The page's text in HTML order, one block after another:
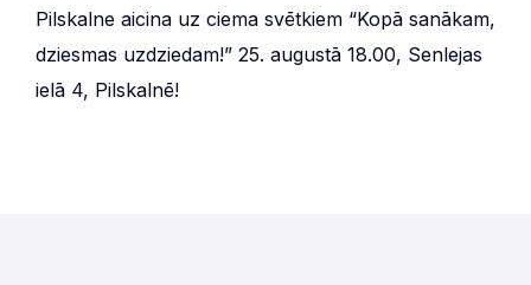
Pilskalne aicina uz ciema svētkiem “Kopā sanākam,
dziesmas uzdziedam!” 25. augustā 18.00, Senlejas
ielā 4, Pilskalnē!